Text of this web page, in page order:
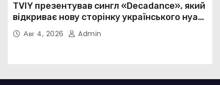
TVIY презентував сингл «Decadance», який
відкриває нову сторінку українського нуар-
попуАвг 4, 2026 Admin